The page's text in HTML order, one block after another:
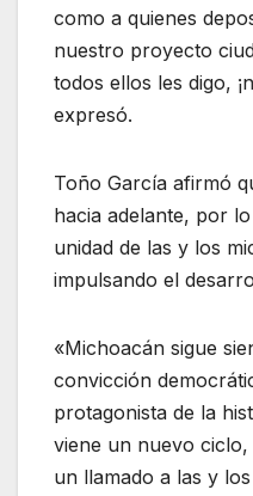
como a quienes
nuestro proyecto
todos ellos les digo,
expresó.
Toño García afirmó
hacia adelante, por
unidad de las y los
impulsando el
«Michoacán sigue
convicción
protagonista de la
viene un nuevo
un llamado a las y